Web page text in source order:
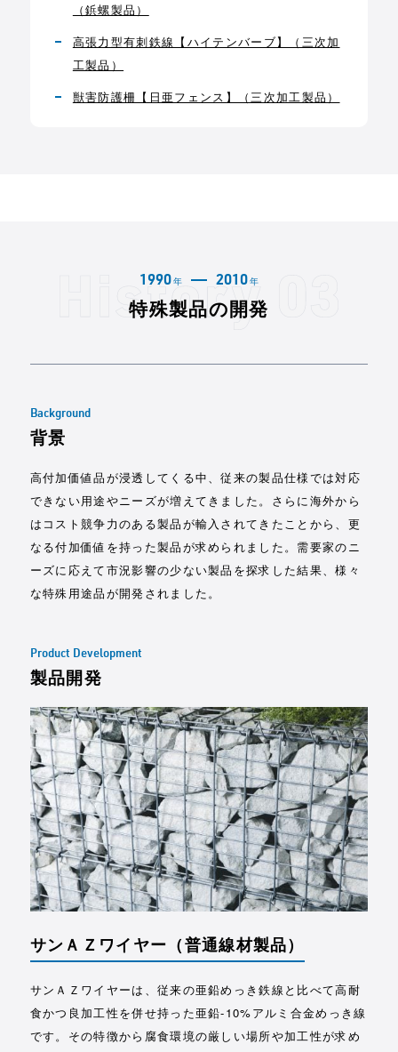
（鋲螺製品）
高張力型有刺鉄線【ハイテンバーブ】（三次加
工製品）
獣害防護柵【日亜フェンス】（三次加工製品）
1990 年 2010 年
特殊製品の開発
Background
背景
高付加価値品が浸透してくる中、従来の製品仕様では対応
できない用途やニーズが増えてきました。さらに海外から
はコスト競争力のある製品が輸入されてきたことから、更
なる付加価値を持った製品が求められました。需要家のニ
ーズに応えて市況影響の少ない製品を探求した結果、様々
な特殊用途品が開発されました。
Product Development
製品開発
サンＡＺワイヤー （普通線材製品）
サンＡＺワイヤーは、従来の亜鉛めっき鉄線と比べて高耐
食かつ良加工性を併せ持った亜鉛-10%アルミ合金めっき線
です。その特徴から腐食環境の厳しい場所や加工性が求め